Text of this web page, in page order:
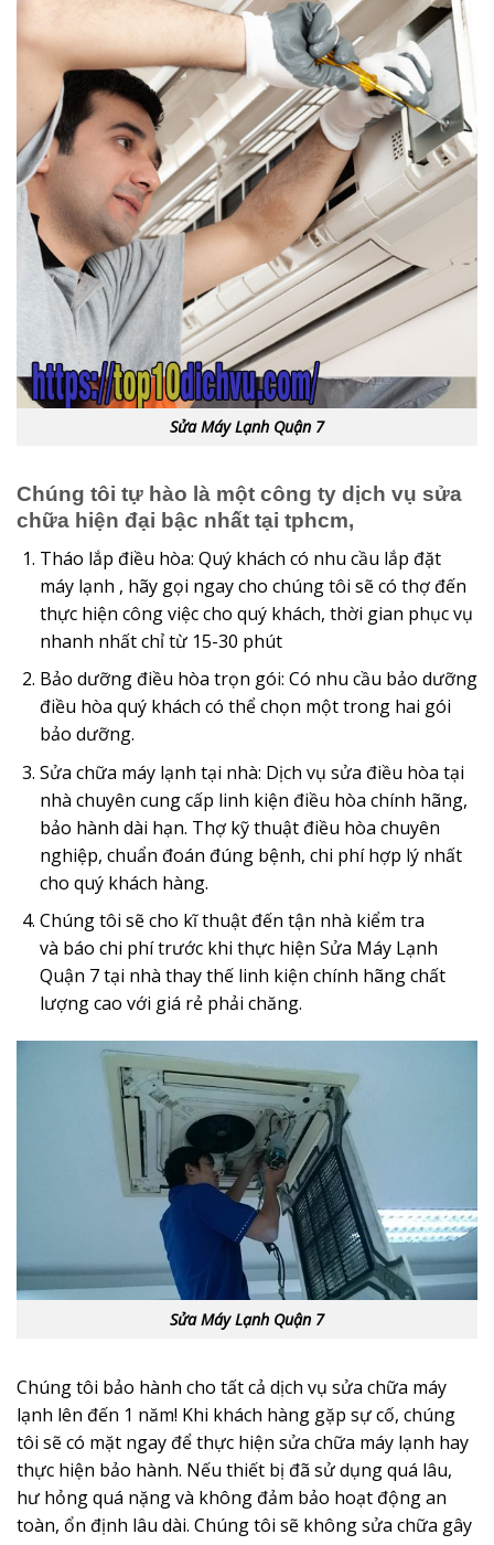
Sửa Máy Lạnh Quận 7
Chúng tôi tự hào là một công ty dịch vụ sửa
chữa hiện đại bậc nhất tại tphcm,
Tháo lắp điều hòa: Quý khách có nhu cầu lắp đặt
máy lạnh , hãy gọi ngay cho chúng tôi sẽ có thợ đến
thực hiện công việc cho quý khách, thời gian phục vụ
nhanh nhất chỉ từ 15-30 phút
Bảo dưỡng điều hòa trọn gói: Có nhu cầu bảo dưỡng
điều hòa quý khách có thể chọn một trong hai gói
bảo dưỡng.
Sửa chữa máy lạnh tại nhà: Dịch vụ sửa điều hòa tại
nhà chuyên cung cấp linh kiện điều hòa chính hãng,
bảo hành dài hạn. Thợ kỹ thuật điều hòa chuyên
nghiệp, chuẩn đoán đúng bệnh, chi phí hợp lý nhất
cho quý khách hàng.
Chúng tôi sẽ cho kĩ thuật đến tận nhà kiểm tra
và báo chi phí trước khi thực hiện Sửa Máy Lạnh
Quận 7 tại nhà thay thế linh kiện chính hãng chất
lượng cao với giá rẻ phải chăng.
Sửa Máy Lạnh Quận 7
Chúng tôi bảo hành cho tất cả dịch vụ sửa chữa máy
lạnh lên đến 1 năm! Khi khách hàng gặp sự cố, chúng
tôi sẽ có mặt ngay để thực hiện sửa chữa máy lạnh hay
thực hiện bảo hành. Nếu thiết bị đã sử dụng quá lâu,
hư hỏng quá nặng và không đảm bảo hoạt động an
toàn, ổn định lâu dài. Chúng tôi sẽ không sửa chữa gây